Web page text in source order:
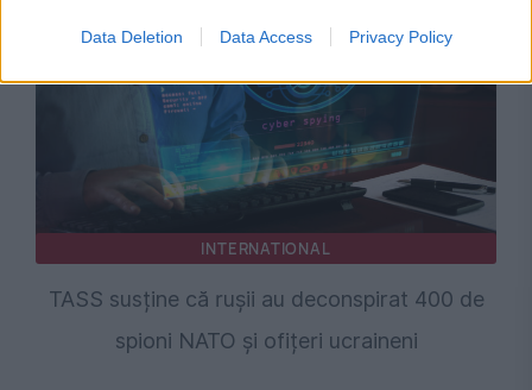
Data Deletion Data Access Privacy Policy
INTERNATIONAL
TASS susține că rușii au deconspirat 400 de
spioni NATO și ofițeri ucraineni